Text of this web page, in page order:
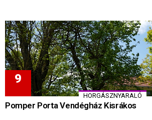
HORGÁSZNYARALÓ
Pomper Porta Vendégház Kisrákos